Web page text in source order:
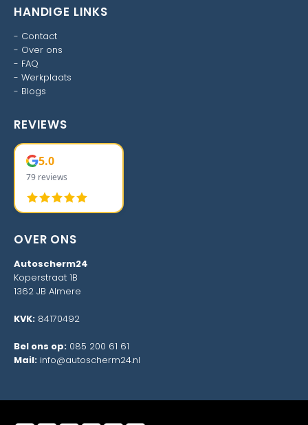
HANDIGE LINKS
- Contact
- Over ons
- FAQ
- Werkplaats
- Blogs
REVIEWS
5.0
79 reviews
OVER ONS
Autoscherm24
Koperstraat 1B
1362 JB Almere
KVK: 84170492
Bel ons op: 085 200 61 61
Mail: info@autoscherm24.nl